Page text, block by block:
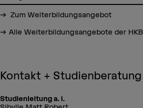
Zum Weiterbildungsangebot
Alle Weiterbildungsangebote der HKB
Kontakt + Studienberatung
Studienleitung a. i.